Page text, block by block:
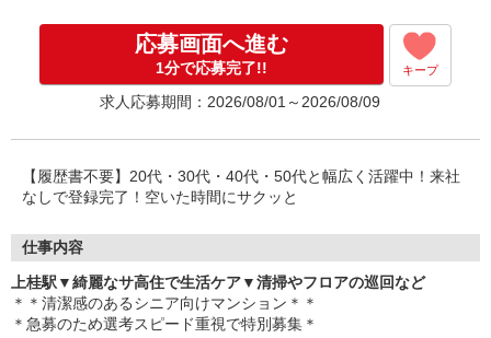
応募画面へ進む
1分で応募完了!! キープ
求人応募期間：2026/08/01～2026/08/09
【履歴書不要】20代・30代・40代・50代と幅広く活躍中！来社
なしで登録完了！空いた時間にサクッと
仕事内容
上桂駅▼綺麗なサ高住で生活ケア▼清掃やフロアの巡回など
＊＊清潔感のあるシニア向けマンション＊＊
＊急募のため選考スピード重視で特別募集＊